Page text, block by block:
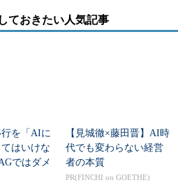
ておきたい人気記事
を「AIに
はいけな
ではダメ
【見城徹×藤田晋】AI時
代でも変わらない経営
者の本質
PR(FINCHI on GOETHE)